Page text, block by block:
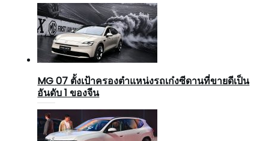
MG 07 ตั้งเป้าครองตำแหน่งรถเก๋งซีดานที่ขายดีเป็น
อันดับ 1 ของจีน